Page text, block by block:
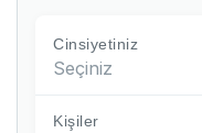
Cinsiyetiniz
Seçiniz
Kişiler